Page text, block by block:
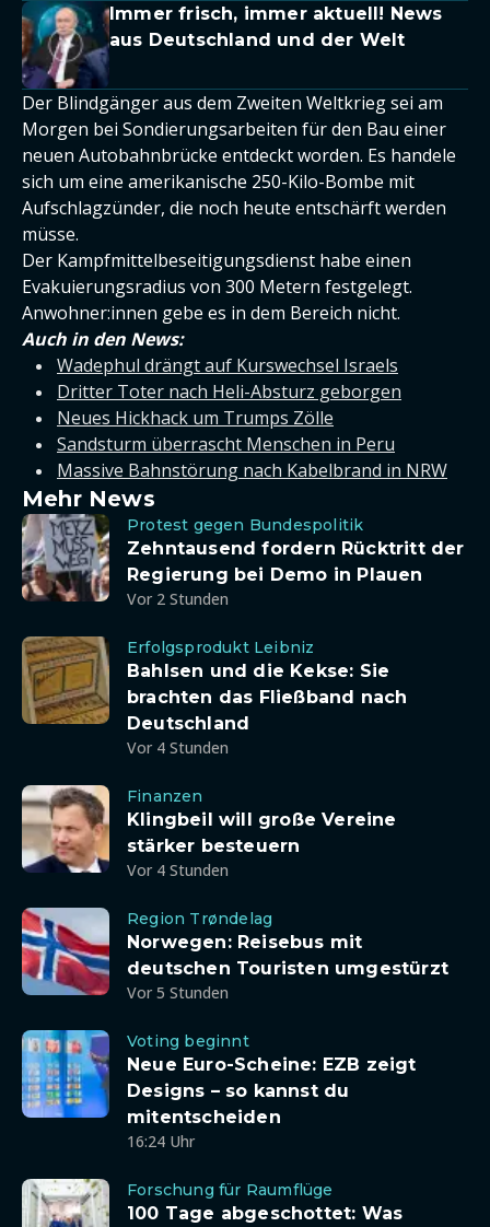
Immer frisch, immer aktuell! News
aus Deutschland und der Welt
Der Blindgänger aus dem Zweiten Weltkrieg sei am
Morgen bei Sondierungsarbeiten für den Bau einer
neuen Autobahnbrücke entdeckt worden. Es handele
sich um eine amerikanische 250-Kilo-Bombe mit
Aufschlagzünder, die noch heute entschärft werden
müsse.
Der Kampfmittelbeseitigungsdienst habe einen
Evakuierungsradius von 300 Metern festgelegt.
Anwohner:innen gebe es in dem Bereich nicht.
Auch in den News:
Wadephul drängt auf Kurswechsel Israels
Dritter Toter nach Heli-Absturz geborgen
Neues Hickhack um Trumps Zölle
Sandsturm überrascht Menschen in Peru
Massive Bahnstörung nach Kabelbrand in NRW
Mehr News
Protest gegen Bundespolitik
Zehntausend fordern Rücktritt der
Regierung bei Demo in Plauen
Vor 2 Stunden
Erfolgsprodukt Leibniz
Bahlsen und die Kekse: Sie
brachten das Fließband nach
Deutschland
Vor 4 Stunden
Finanzen
Klingbeil will große Vereine
stärker besteuern
Vor 4 Stunden
Region Trøndelag
Norwegen: Reisebus mit
deutschen Touristen umgestürzt
Vor 5 Stunden
Voting beginnt
Neue Euro-Scheine: EZB zeigt
Designs – so kannst du
mitentscheiden
16:24 Uhr
Forschung für Raumflüge
100 Tage abgeschottet: Was